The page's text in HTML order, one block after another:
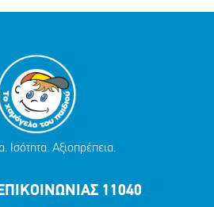
Ισότητα. Αξιοπρέπεια.
11040